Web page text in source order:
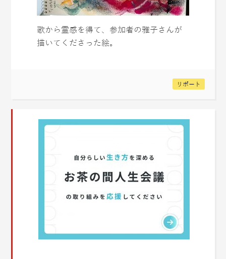
歌から霊感を得て、参加者の雅子さんが
描いてくださった絵。
リポート